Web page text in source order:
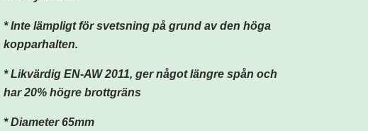
* Inte lämpligt för svetsning på grund av den höga
kopparhalten.
* Likvärdig EN-AW 2011, ger något längre spån och
har 20% högre brottgräns
* Diameter 65mm